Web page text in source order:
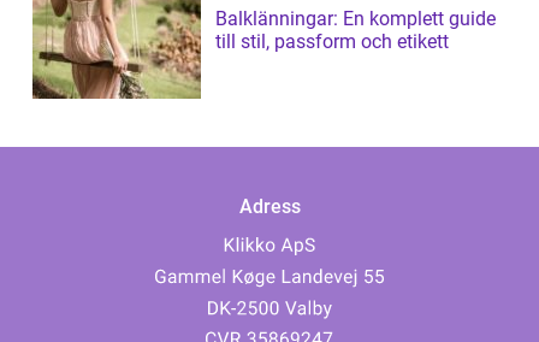
Balklänningar: En komplett guide
till stil, passform och etikett
Adress